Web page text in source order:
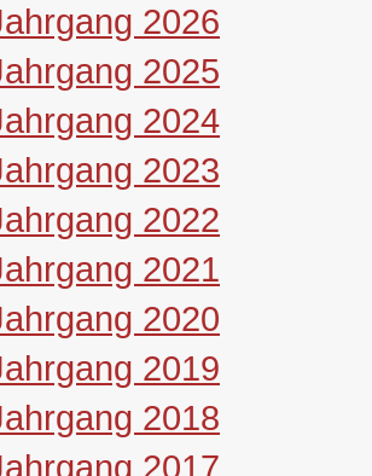
2026
2025
2024
2023
2022
2021
2020
2019
2018
2017